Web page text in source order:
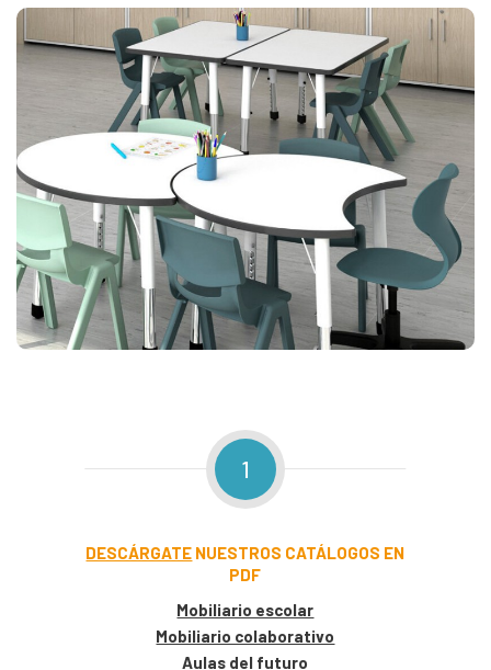
1
DESCÁRGATE NUESTROS CATÁLOGOS EN
PDF
Mobiliario escolar
Mobiliario colaborativo
Aulas del futuro